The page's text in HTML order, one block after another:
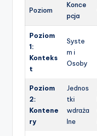
Poziom
Konce
pcja
Poziom
1:
Konteks
t
Syste
m i
Osoby
Poziom
2:
Kontene
ry
Jednos
tki
wdraża
lne